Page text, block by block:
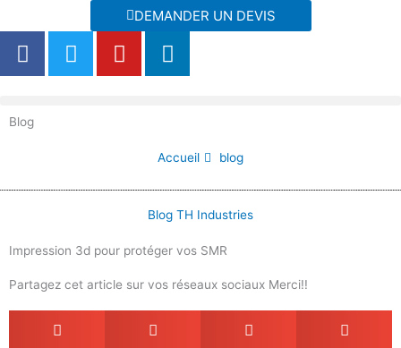
au
contenu
DEMANDER UN DEVIS
F
a
b
k
T
w
Y
o
L
i
d
n
Blog
Accueil blog
Blog TH Industries
Impression 3d pour protéger vos SMR
Partagez cet article sur vos réseaux sociaux Merci!!